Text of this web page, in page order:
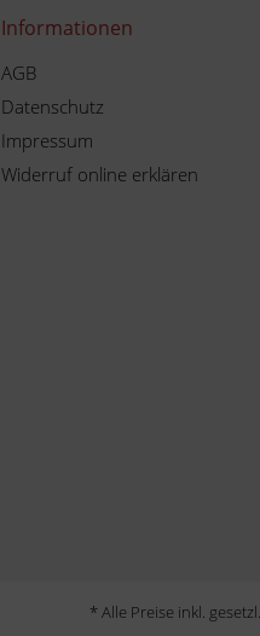
Informationen
AGB
Datenschutz
Impressum
Widerruf online erklären
* Alle Preise inkl.